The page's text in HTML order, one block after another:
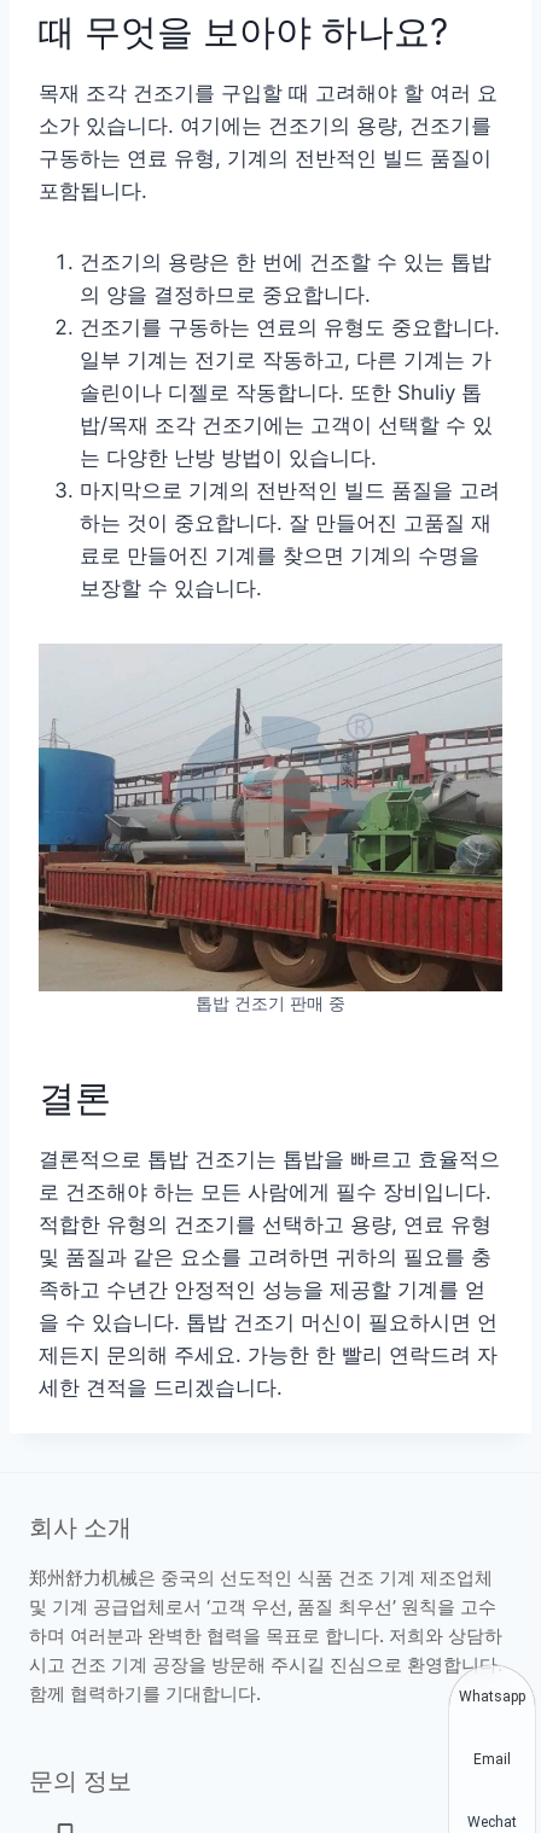
때 무엇을 보아야 하나요?
목재 조각 건조기를 구입할 때 고려해야 할 여러 요
소가 있습니다. 여기에는 건조기의 용량, 건조기를
구동하는 연료 유형, 기계의 전반적인 빌드 품질이
포함됩니다.
건조기의 용량은 한 번에 건조할 수 있는 톱밥
의 양을 결정하므로 중요합니다.
건조기를 구동하는 연료의 유형도 중요합니다.
일부 기계는 전기로 작동하고, 다른 기계는 가
솔린이나 디젤로 작동합니다. 또한 Shuliy 톱
밥/목재 조각 건조기에는 고객이 선택할 수 있
는 다양한 난방 방법이 있습니다.
마지막으로 기계의 전반적인 빌드 품질을 고려
하는 것이 중요합니다. 잘 만들어진 고품질 재
료로 만들어진 기계를 찾으면 기계의 수명을
보장할 수 있습니다.
톱밥 건조기 판매 중
결론
결론적으로 톱밥 건조기는 톱밥을 빠르고 효율적으
로 건조해야 하는 모든 사람에게 필수 장비입니다.
적합한 유형의 건조기를 선택하고 용량, 연료 유형
및 품질과 같은 요소를 고려하면 귀하의 필요를 충
족하고 수년간 안정적인 성능을 제공할 기계를 얻
을 수 있습니다. 톱밥 건조기 머신이 필요하시면 언
제든지 문의해 주세요. 가능한 한 빨리 연락드려 자
세한 견적을 드리겠습니다.
회사 소개
郑州舒力机械은 중국의 선도적인 식품 건조 기계 제조업체
및 기계 공급업체로서 ‘고객 우선, 품질 최우선’ 원칙을 고수
하며 여러분과 완벽한 협력을 목표로 합니다. 저희와 상담하
시고 건조 기계 공장을 방문해 주시길 진심으로 환영합니다.
함께 협력하기를 기대합니다.
문의 정보
Whatsapp
Email
Wechat